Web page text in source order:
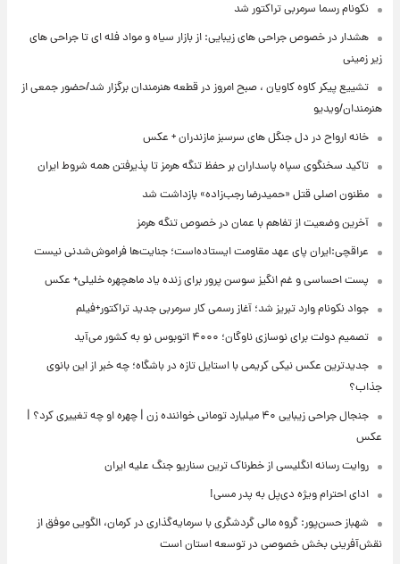
نکونام رسما سرمربی تراکتور شد
هشدار در خصوص جراحی های زیبایی: از بازار سیاه و مواد فله ای تا جراحی های
زیر زمینی
تشییع پیکر کاوه کاویان ، صبح امروز در قطعه هنرمندان برگزار شد/حضور جمعی از
هنرمندان/ویدیو
خانه ارواح در دل جنگل های سرسبز مازندران + عکس
تاکید سخنگوی سپاه پاسداران بر حفظ تنگه هرمز تا پذیرفتن همه شروط ایران
مظنون اصلی قتل «حمیدرضا رجب‌زاده» بازداشت شد
آخرین وضعیت از تفاهم با عمان در خصوص تنگه هرمز
عراقچی:ایران پای عهد مقاومت ایستاده‌است؛ جنایت‌ها فراموش‌شدنی نیست
پست احساسی و غم انگیز سوسن پرور برای زنده یاد ماهچهره خلیلی+ عکس
جواد نکونام وارد تبریز شد؛ آغاز رسمی کار سرمربی جدید تراکتور+فیلم
تصمیم دولت برای نوسازی ناوگان؛ ۴۰۰۰ اتوبوس نو به کشور می‌آید
جدیدترین عکس نیکی کریمی با استایل تازه در باشگاه؛ چه خبر از این بانوی
جذاب؟
جنجال جراحی زیبایی ۴۰ میلیارد تومانی خواننده زن | چهره او چه تغییری کرد؟ |
عکس
روایت رسانه انگلیسی از خطرناک ترین سناریو جنگ علیه ایران
ادای احترام ویژه دی‌پل به پدر مسی!
شهباز حسن‌پور: گروه مالی گردشگری با سرمایه‌گذاری در کرمان، الگویی موفق از
نقش‌آفرینی بخش خصوصی در توسعه استان است